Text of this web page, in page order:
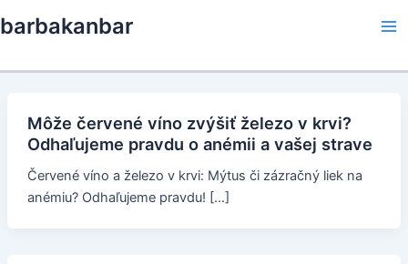
to
barbakanbar
Môže červené víno zvýšiť železo v krvi?
Odhaľujeme pravdu o anémii a vašej strave
Červené víno a železo v krvi: Mýtus či zázračný liek na
anémiu? Odhaľujeme pravdu! […]